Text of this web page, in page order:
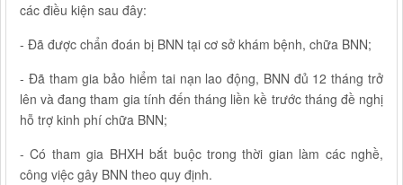
các điều kiện sau đây:
- Đã được chẩn đoán bị BNN tại cơ sở khám bệnh, chữa BNN;
- Đã tham gia bảo hiểm tai nạn lao động, BNN đủ 12 tháng trở
lên và đang tham gia tính đến tháng liền kề trước tháng đề nghị
hỗ trợ kinh phí chữa BNN;
- Có tham gia BHXH bắt buộc trong thời gian làm các nghề,
công việc gây BNN theo quy định.